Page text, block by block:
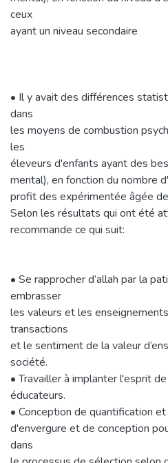
ceux
ayant un niveau secondaire
• Il y avait des différences
dans
les moyens de combustion
les
éleveurs d'enfants ayant des
mental), en fonction du nombre
profit des expérimentée âgée
Selon les résultats qui ont été
recommande ce qui suit:
• Se rapprocher d’allah par la
embrasser
les valeurs et les
transactions
et le sentiment de la valeur
société.
• Travailler à implanter l'esprit
éducateurs.
• Conception de quantification
d'envergure et de conception
dans